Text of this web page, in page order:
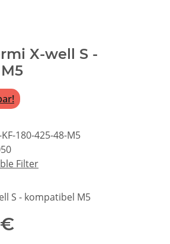
X-well S -
KF-180-425-48-M5
Filter
S - kompatibel M5
€